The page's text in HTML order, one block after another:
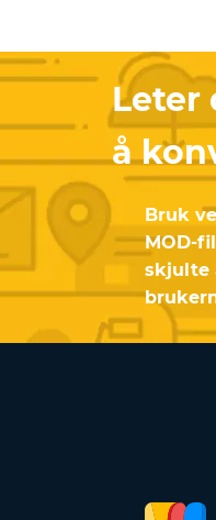
Leter
å
Bruk
MOD-
skjulte